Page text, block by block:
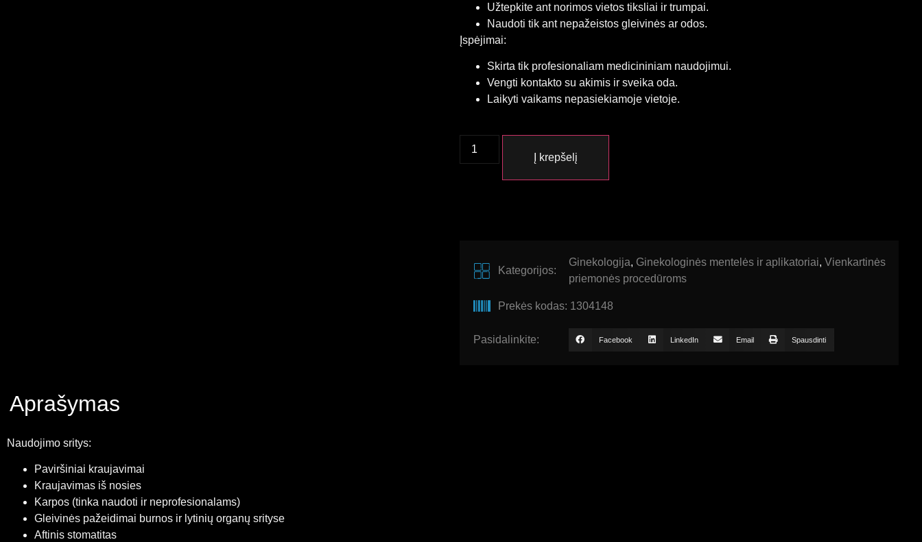
Užtepkite ant norimos vietos tiksliai ir trumpai.
Naudoti tik ant nepažeistos gleivinės ar odos.
Įspėjimai:
Skirta tik profesionaliam medicininiam naudojimui.
Vengti kontakto su akimis ir sveika oda.
Laikyti vaikams nepasiekiamoje vietoje.
Į krepšelį
Kategorijos:
Ginekologija, Ginekologinės mentelės ir aplikatoriai, Vienkartinės
priemonės procedūroms
Prekės kodas: 1304148
Pasidalinkite: Facebook LinkedIn Email Spausdinti
Aprašymas
Naudojimo sritys:
Paviršiniai kraujavimai
Kraujavimas iš nosies
Karpos (tinka naudoti ir neprofesionalams)
Gleivinės pažeidimai burnos ir lytinių organų srityse
Aftinis stomatitas